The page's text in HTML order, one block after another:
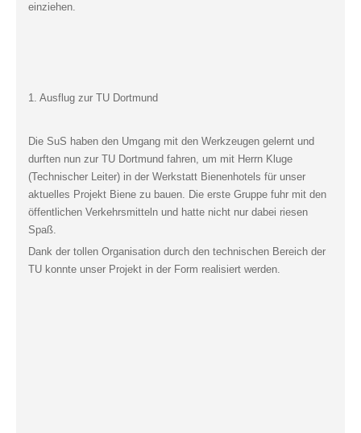
einziehen.
1. Ausflug zur TU Dortmund
Die SuS haben den Umgang mit den Werkzeugen gelernt und
durften nun zur TU Dortmund fahren, um mit Herrn Kluge
(Technischer Leiter) in der Werkstatt Bienenhotels für unser
aktuelles Projekt Biene zu bauen. Die erste Gruppe fuhr mit den
öffentlichen Verkehrsmitteln und hatte nicht nur dabei riesen
Spaß.
Dank der tollen Organisation durch den technischen Bereich der
TU konnte unser Projekt in der Form realisiert werden.